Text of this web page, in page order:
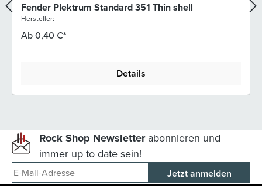
Fender Plektrum Standard 351 Thin shell
Hersteller:
Ab0,40 €*
Details
Rock Shop Newsletterabonnieren und
immer up to date sein!
E-Mail-Adresse